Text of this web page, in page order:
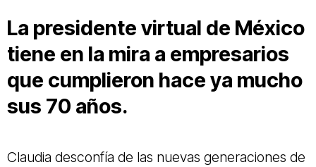
La presidente virtual de México
tiene en la mira a empresarios
que cumplieron hace ya mucho
sus 70 años.
Claudia desconfía de las nuevas generaciones de